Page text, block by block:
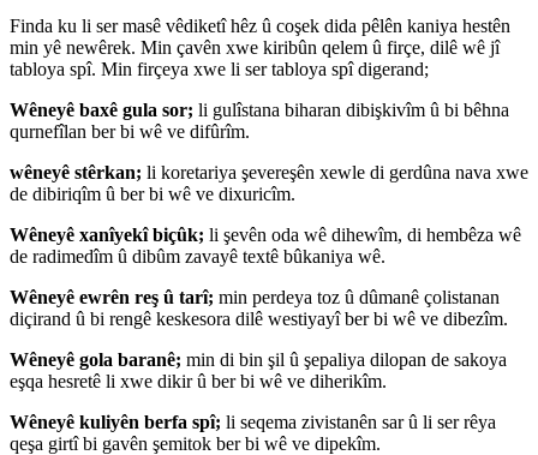
Finda ku li ser masê vêdiketî hêz û coşek dida pêlên kaniya hestên
min yê newêrek. Min çavên xwe kiribûn qelem û firçe, dilê wê jî
tabloya spî. Min firçeya xwe li ser tabloya spî digerand;
Wêneyê baxê gula sor; li gulîstana biharan dibişkivîm û bi bêhna
qurnefîlan ber bi wê ve difûrîm.
wêneyê stêrkan; li koretariya şevereşên xewle di gerdûna nava xwe
de dibiriqîm û ber bi wê ve dixuricîm.
Wêneyê xanîyekî biçûk; li şevên oda wê dihewîm, di hembêza wê
de radimedîm û dibûm zavayê textê bûkaniya wê.
Wêneyê ewrên reş û tarî; min perdeya toz û dûmanê çolistanan
diçirand û bi rengê keskesora dilê westiyayî ber bi wê ve dibezîm.
Wêneyê gola baranê; min di bin şil û şepaliya dilopan de sakoya
eşqa hesretê li xwe dikir û ber bi wê ve diherikîm.
Wêneyê kuliyên berfa spî; li seqema zivistanên sar û li ser rêya
qeşa girtî bi gavên şemitok ber bi wê ve dipekîm.